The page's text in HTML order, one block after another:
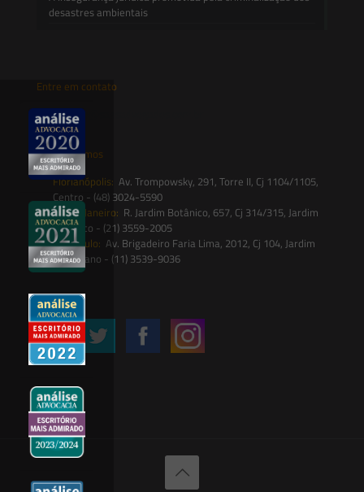
desastres ambientais
Entre em contato
contato@saesadvogados.com.br
Onde estamos
Florianópolis: Av. Trompowsky, 291, Torre II, Cj 1104/1105,
Centro - (48) 3024-5590
Rio de Janeiro: R. Jardim Botânico, 657, Cj 314/315, Jardim
Botânico - (21) 3559-2005
São Paulo: Av. Brigadeiro Faria Lima, 2012, Cj 104, Jardim
Paulistano - (11) 3539-9036
Siga-nos